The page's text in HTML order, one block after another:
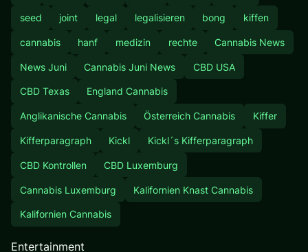
seed joint legal legalisieren bong kiffen
cannabis hanf medizin rechte Cannabis News
News Juni Cannabis Juni News CBD USA
CBD Texas England Cannabis
Anglikanische Cannabis Österreich Cannabis Kiffer
Kifferparagraph Kickl Kickl´s Kifferparagraph
CBD Kontrollen CBD Luxemburg
Cannabis Luxemburg Kalifornien Knast Cannabis
Kalifornien Cannabis
Entertainment